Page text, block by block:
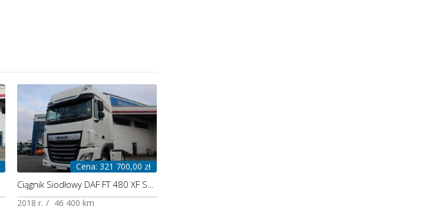
Cena: 321 700,00 zł
2018 r. 46 400 km